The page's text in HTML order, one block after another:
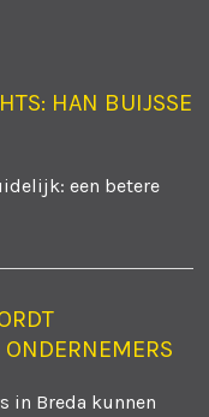
HAN BUIJSSE
een betere
in Breda kunnen